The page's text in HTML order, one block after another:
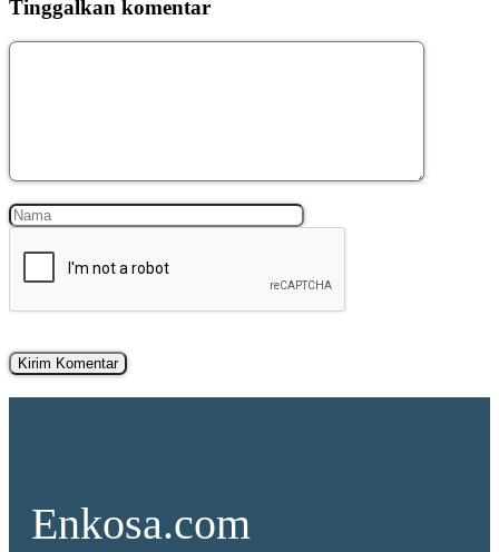
Tinggalkan komentar
Komentar
Nama Surel
Enkosa.com